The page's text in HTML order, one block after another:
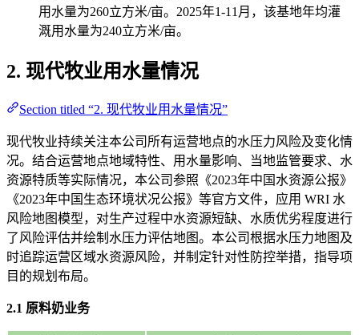
用水量为260立方米/亩。2025年1-11月，该基地年均灌
溉用水量为240立方米/亩。
2. 现代牧业用水量情况
Section titled “2. 现代牧业用水量情况”
现代牧业持续关注本公司所有运营地点的水压力风险及变化情
况。结合运营地点地域特性、用水量影响、当地监管要求、水
资源特质等实际情况，本公司参照《2023年中国水资源公报》
《2023年中国生态环境状况公报》等官方文件，应用 WRI 水
风险地图模型，对生产过程中水资源短缺、水质优劣程度进行
了风险评估并绘制水压力评估地图。本公司根据水压力地图及
时追踪运营区域水资源风险，并制定针对性防控举措，指导项
目的规划布局。
2.1 原料奶业务